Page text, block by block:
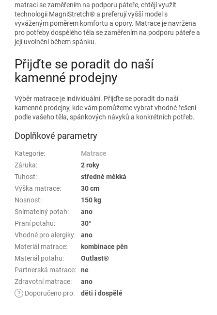
matraci se zaměřením na podporu páteře, chtějí využít
technologii MagniStretch® a preferují vyšší model s
vyváženým poměrem komfortu a opory. Matrace je navržena
pro potřeby dospělého těla se zaměřením na podporu páteře a
její uvolnění během spánku.
Přijďte se poradit do naší
kamenné prodejny
Výběr matrace je individuální. Přijďte se poradit do naší
kamenné prodejny, kde vám pomůžeme vybrat vhodné řešení
podle vašeho těla, spánkových návyků a konkrétních potřeb.
Doplňkové parametry
Kategorie:
Matrace
Záruka:
2 roky
Tuhost:
středně měkká
Výška matrace:
30 cm
Nosnost:
150 kg
Snímatelný potah:
ano
Praní potahu:
30°
Vhodné pro alergiky:
ano
Materiál matrace:
kombinace pěn
Materiál potahu:
Outlast®
Partnerská matrace:
ne
Zdravotní matrace:
ano
?
Doporučeno pro: děti i dospělé